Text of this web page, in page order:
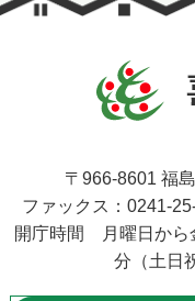
〒966-8601 福
ファックス：0241-
開庁時間 月曜日から
分（土日